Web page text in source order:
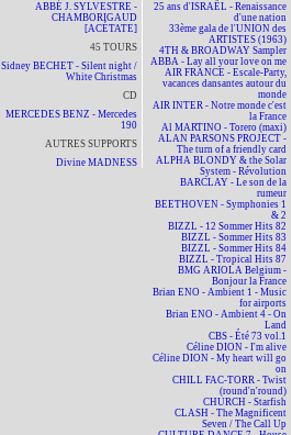
ABBÉ J. SYLVESTRE -
CHAMBORIGAUD
[ACÉTATE]
45 TOURS
Sidney BECHET - Silent night /
White Christmas
CD
MERCEDES BENZ - Mercedes
190
AUTRES SUPPORTS
Divine MADNESS
25 ans d'ISRAËL - Renaissance
d'une nation
33ème gala de l'UNION des
ARTISTES (1963)
4TH & BROADWAY Sampler
ABBA - Lay all your love on me
AIR FRANCE - Escale-Party,
vacances dansantes autour du
monde
AIR INTER - Notre monde c'est
la France
Al MARTINO - Torero (maxi)
ALAN PARSONS PROJECT -
The turn of a friendly card
ALPHA BLONDY & the Solar
System - Révolution
BARCLAY - Le son de la
rumeur
BEETHOVEN - Symphonies 1
& 2
BIZZL - 12 Sommer Hits 82
BIZZL - Sommer Hits 83
BIZZL - Sommer Hits 84
BIZZL - Tropical Hits 87
BMG ARIOLA Belgium -
Bonjour la France
Brian ENO - Ambient 1 - Music
for airports
Brian ENO - Ambient 4 - On
Land
CBS - Été 73 vol.1
Céline DION - I'm alive
Céline DION - My heart will go
on
CHILL FAC-TORR - Twist
(round'n'round)
CHURCH - Starfish
CLASH - The Magnificent
Seven / The Call Up